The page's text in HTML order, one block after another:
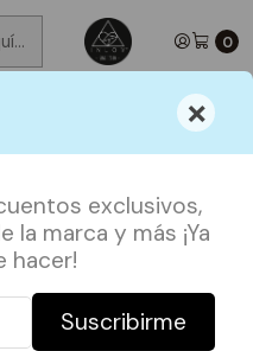
×
exclusivos,
la marca y más ¡Ya
hacer!
Suscribirme
0
6 de Agosto
Aro Estrellas